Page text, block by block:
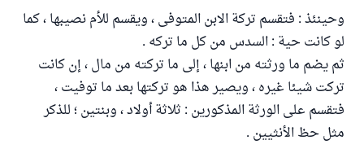
وحينئذ : فتقسم تركة الابن المتوفى ، ويقسم للأم نصيبها ، كما
لو كانت حية : السدس من كل ما تركه .
ثم يضم ما ورثته من ابنها ، إلى ما تركته من مال ، إن كانت
تركت شيئا غيره ، ويصير هذا هو تركتها بعد ما توفيت ،
فتقسم على الورثة المذكورين : ثلاثة أولاد ، وبنتين ؛ للذكر
مثل حظ الأنثيين .